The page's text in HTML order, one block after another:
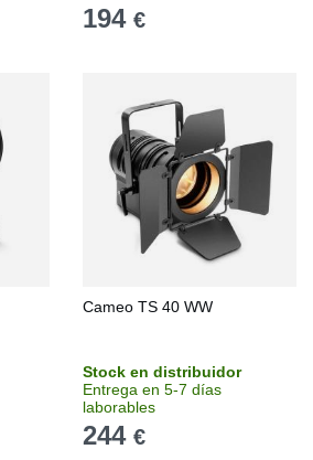
194 €
Cameo TS 40 WW
Stock en distribuidor
Entrega en 5-7 días
laborables
244 €